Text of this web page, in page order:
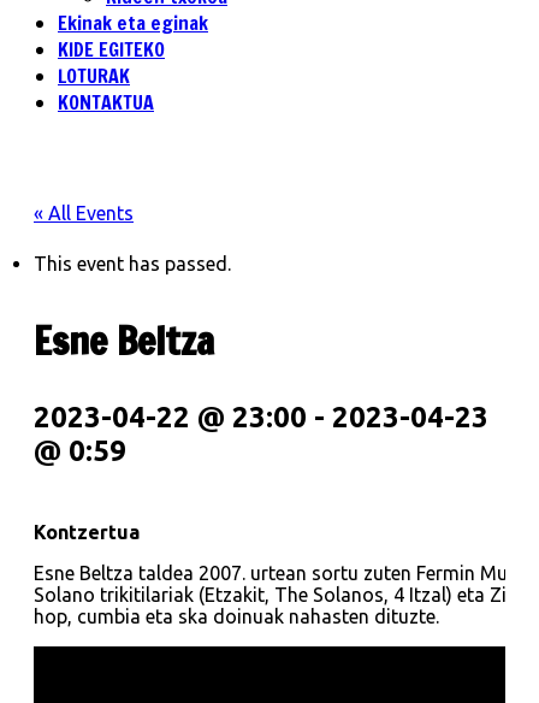
Ekinak eta eginak
KIDE EGITEKO
LOTURAK
KONTAKTUA
« All Events
This event has passed.
Esne Beltza
2023-04-22 @ 23:00 - 2023-04-23
@ 0:59
Kontzertua
Esne Beltza taldea 2007. urtean sortu zuten Fermin
Solano trikitilariak (Etzakit, The Solanos, 4 Itzal) eta
hop, cumbia eta ska doinuak nahasten dituzte.